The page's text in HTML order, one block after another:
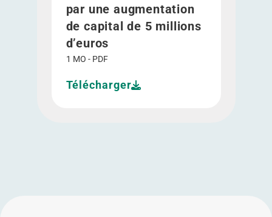
par une augmentation
de capital de 5 millions
d’euros
1 MO - PDF
Télécharger